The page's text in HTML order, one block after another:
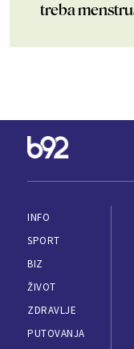
treba
INFO
SPORT
BIZ
ŽIVOT
ZDRAVLJE
PUTOVANJA